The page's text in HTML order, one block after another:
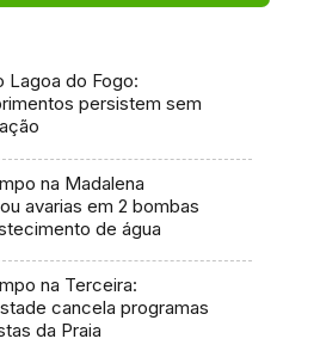
Lagoa do Fogo:
persistem sem
na Madalena
avarias em 2 bombas
de água
na Terceira:
cancela programas
da Praia